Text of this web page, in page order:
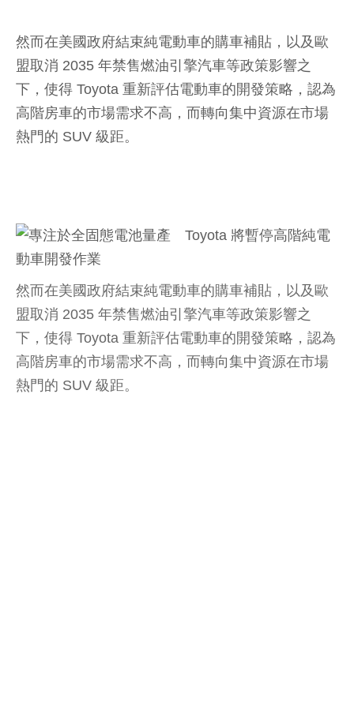
然而在美國政府結束純電動車的購車補貼，以及歐
盟取消 2035 年禁售燃油引擎汽車等政策影響之
下，使得 Toyota 重新評估電動車的開發策略，認為
高階房車的市場需求不高，而轉向集中資源在市場
熱門的 SUV 級距。
然而在美國政府結束純電動車的購車補貼，以及歐
盟取消 2035 年禁售燃油引擎汽車等政策影響之
下，使得 Toyota 重新評估電動車的開發策略，認為
高階房車的市場需求不高，而轉向集中資源在市場
熱門的 SUV 級距。